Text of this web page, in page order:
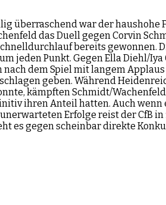
überraschend war der
das Duell gegen Corvin
bereits gewonnen.
jeden Punkt. Gegen Ella Diehl/
dem Spiel mit langem
geben. Während
kämpften Schmidt/
ihren Anteil hatten. Auch
Erfolge reist der CfB
es gegen scheinbar direkte